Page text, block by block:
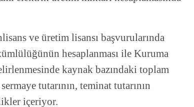
ve üretim lisansı başvurularında
hesaplanması ile Kuruma
kaynak bazındaki toplam
tutarının, teminat tutarının
içeriyor.